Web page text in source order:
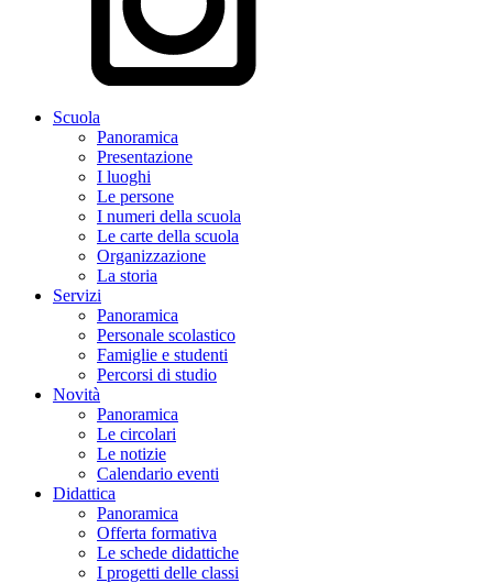
Scuola
Panoramica
Presentazione
I luoghi
Le persone
I numeri della scuola
Le carte della scuola
Organizzazione
La storia
Servizi
Panoramica
Personale scolastico
Famiglie e studenti
Percorsi di studio
Novità
Panoramica
Le circolari
Le notizie
Calendario eventi
Didattica
Panoramica
Offerta formativa
Le schede didattiche
I progetti delle classi